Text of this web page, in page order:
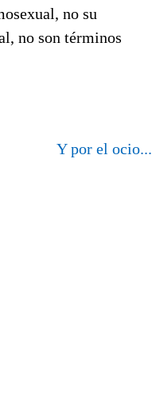
no su
no son términos
Y por el ocio...